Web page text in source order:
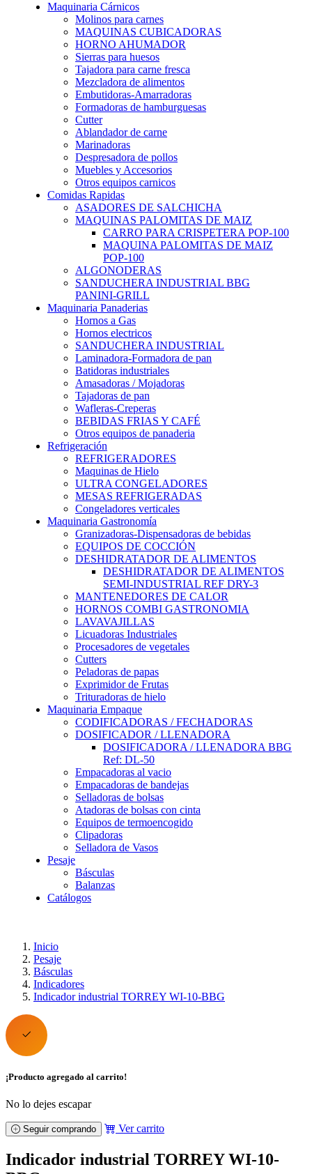
Maquinaria Cárnicos
Molinos para carnes
MAQUINAS CUBICADORAS
HORNO AHUMADOR
Sierras para huesos
Tajadora para carne fresca
Mezcladora de alimentos
Embutidoras-Amarradoras
Formadoras de hamburguesas
Cutter
Ablandador de carne
Marinadoras
Despresadora de pollos
Muebles y Accesorios
Otros equipos carnicos
Comidas Rapidas
ASADORES DE SALCHICHA
MAQUINAS PALOMITAS DE MAIZ
CARRO PARA CRISPETERA POP-100
MAQUINA PALOMITAS DE MAIZ
POP-100
ALGONODERAS
SANDUCHERA INDUSTRIAL BBG
PANINI-GRILL
Maquinaria Panaderias
Hornos a Gas
Hornos electricos
SANDUCHERA INDUSTRIAL
Laminadora-Formadora de pan
Batidoras industriales
Amasadoras / Mojadoras
Tajadoras de pan
Wafleras-Creperas
BEBIDAS FRIAS Y CAFÉ
Otros equipos de panaderia
Refrigeración
REFRIGERADORES
Maquinas de Hielo
ULTRA CONGELADORES
MESAS REFRIGERADAS
Congeladores verticales
Maquinaria Gastronomía
Granizadoras-Dispensadoras de bebidas
EQUIPOS DE COCCIÓN
DESHIDRATADOR DE ALIMENTOS
DESHIDRATADOR DE ALIMENTOS
SEMI-INDUSTRIAL REF DRY-3
MANTENEDORES DE CALOR
HORNOS COMBI GASTRONOMIA
LAVAVAJILLAS
Licuadoras Industriales
Procesadores de vegetales
Cutters
Peladoras de papas
Exprimidor de Frutas
Trituradoras de hielo
Maquinaria Empaque
CODIFICADORAS / FECHADORAS
DOSIFICADOR / LLENADORA
DOSIFICADORA / LLENADORA BBG
Ref: DL-50
Empacadoras al vacio
Empacadoras de bandejas
Selladoras de bolsas
Atadoras de bolsas con cinta
Equipos de termoencogido
Clipadoras
Selladora de Vasos
Pesaje
Básculas
Balanzas
Catálogos
Inicio
Pesaje
Básculas
Indicadores
Indicador industrial TORREY WI-10-BBG
¡Producto agregado al carrito!
No lo dejes escapar
Seguir comprando Ver carrito
Indicador industrial TORREY WI-10-